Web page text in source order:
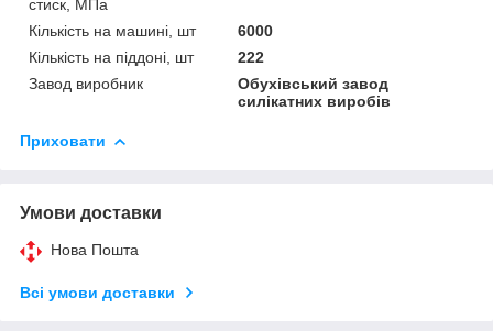
стиск, МПа
Кількість на машині, шт
6000
Кількість на піддоні, шт
222
Завод виробник
Обухівський завод
силікатних виробів
Приховати
Умови доставки
Нова Пошта
Всі умови доставки